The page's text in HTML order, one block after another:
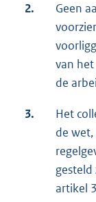
2.
Geen
van
de
3.
Het
de wet,
artikel